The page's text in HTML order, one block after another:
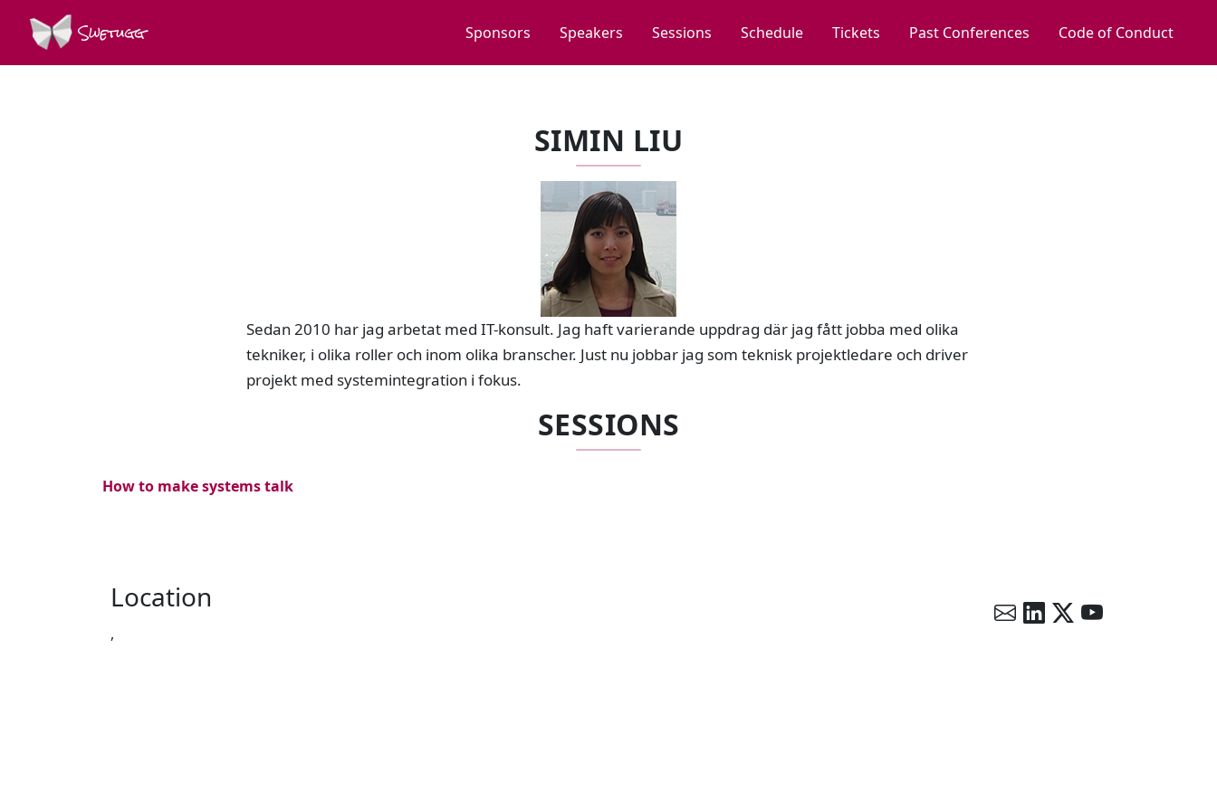
Swetugg Sponsors Speakers Sessions Schedule Tickets Past Conferences Code of Conduct
SIMIN LIU
Sedan 2010 har jag arbetat med IT-konsult. Jag haft varierande uppdrag där jag fått jobba med olika
tekniker, i olika roller och inom olika branscher. Just nu jobbar jag som teknisk projektledare och driver
projekt med systemintegration i fokus.
SESSIONS
How to make systems talk
Location
,